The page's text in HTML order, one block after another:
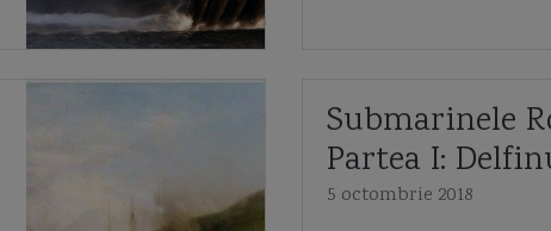
Submarinele
Partea I:
5 octombrie 2018